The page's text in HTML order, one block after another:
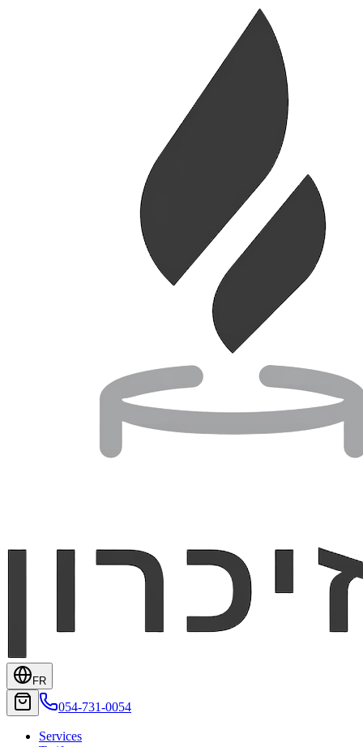
FR
054-731-0054
Services